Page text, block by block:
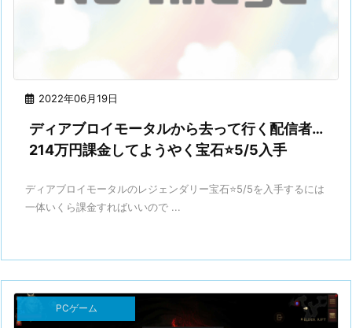
2022年06月19日
ディアブロイモータルから去って行く配信者…
214万円課金してようやく宝石⭐5/5入手
ディアブロイモータルのレジェンダリー宝石⭐5/5を入手するには
一体いくら課金すればいいので ...
PCゲーム